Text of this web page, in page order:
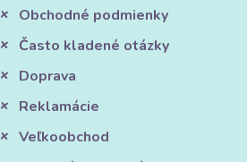
Obchodné podmienky
Často kladené otázky
Doprava
Reklamácie
Veľkoobchod